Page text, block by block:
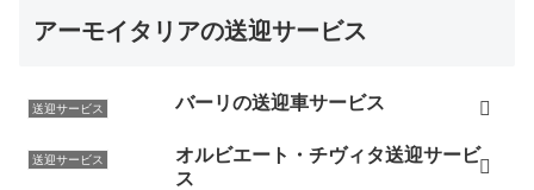
アーモイタリアの送迎サービス
送迎サービス バーリの送迎車サービス
送迎サービス
オルビエート・チヴィタ送迎サービ
ス